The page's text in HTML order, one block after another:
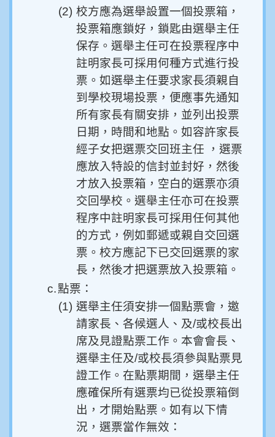
(2) 校方應為選舉設置一個投票箱，
投票箱應鎖好，鎖匙由選舉主任
保存。選舉主任可在投票程序中
註明家長可採用何種方式進行投
票。如選舉主任要求家長須親自
到學校現場投票，便應事先通知
所有家長有關安排，並列出投票
日期，時間和地點。如容許家長
經子女把選票交回班主任 ，選票
應放入特設的信封並封好，然後
才放入投票箱，空白的選票亦須
交回學校。選舉主任亦可在投票
程序中註明家長可採用任何其他
的方式，例如郵遞或親自交回選
票。校方應記下已交回選票的家
長，然後才把選票放入投票箱。
c.點票：
(1) 選舉主任須安排一個點票會，邀
請家長、各候選人、及/或校長出
席及見證點票工作。本會會長、
選舉主任及/或校長須參與點票見
證工作。在點票期間，選舉主任
應確保所有選票均已從投票箱倒
出，才開始點票。如有以下情
況，選票當作無效：